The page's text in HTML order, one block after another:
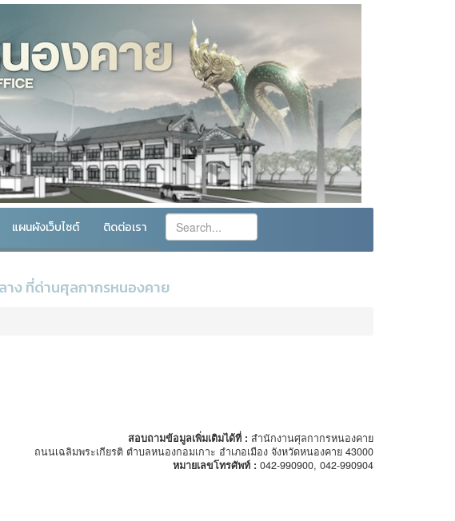
แผนผังเว็บไซต์ ติดต่อเรา
าง ที่ด่านศุลกากรหนองคาย
สอบถามข้อมูลเพิ่มเติมได้ที่ : สำนักงานศุลกากรหนองคาย
ถนนเฉลิมพระเกียรติ ตำบลหนองกอมเกาะ อำเภอเมือง จังหวัดหนองคาย 43000
หมายเลขโทรศัพท์ : 042-990900, 042-990904